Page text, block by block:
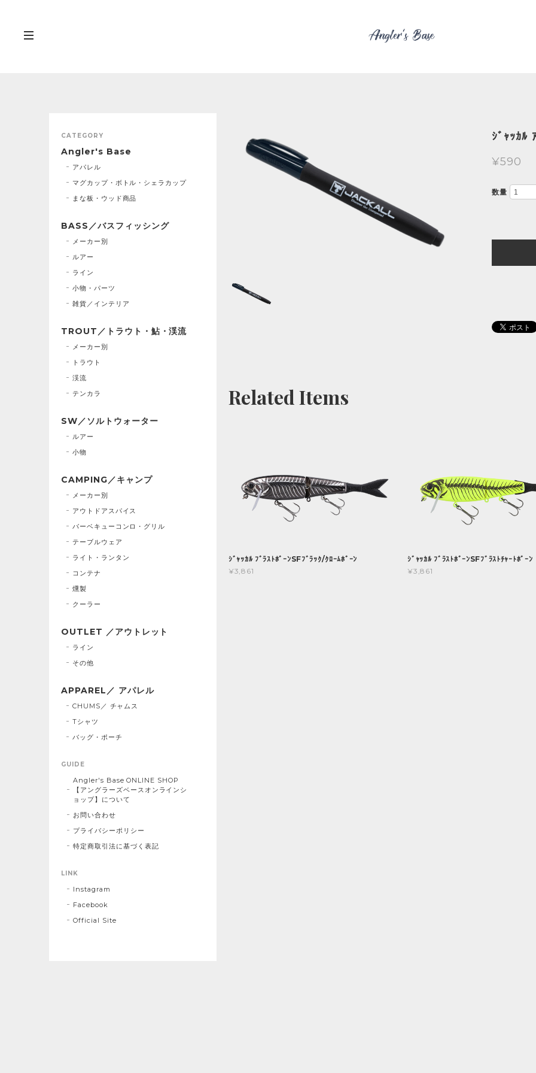
ｼﾞｬｯｶﾙ
¥590
数量
Related Items
ｼﾞｬｯｶﾙ ﾌﾞﾗｽﾄﾎﾞｰﾝSFﾌﾞﾗｯｸ/ｸﾛｰﾑﾎﾞｰﾝ
¥3,861
ｼﾞｬｯｶﾙ ﾌﾞﾗｽﾄﾎﾞｰﾝSFﾌﾞﾗｽﾄﾁｬｰﾄﾎﾞｰﾝ
¥3,861
CATEGORY
Angler's Base
アパレル
マグカップ・ボトル・シェラカップ
まな板・ウッド商品
BASS／バスフィッシング
メーカー別
ルアー
ライン
小物・パーツ
雑貨／インテリア
TROUT／トラウト・鮎・渓流
メーカー別
トラウト
渓流
テンカラ
SW／ソルトウォーター
ルアー
小物
CAMPING／キャンプ
メーカー別
アウトドアスパイス
バーベキューコンロ・グリル
テーブルウェア
ライト・ランタン
コンテナ
燻製
クーラー
OUTLET ／アウトレット
ライン
その他
APPAREL／ アパレル
CHUMS／ チャムス
Tシャツ
バッグ・ポーチ
GUIDE
Angler's Base ONLINE SHOP
【アングラーズベースオンラインシ
ョップ】について
お問い合わせ
プライバシーポリシー
特定商取引法に基づく表記
LINK
Instagram
Facebook
Official Site